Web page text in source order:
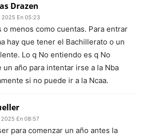
Drazen
En 05:23
o menos como cuentas. Para entrar
hay que tener el Bachillerato o un
Lo q No entiendo es q No
un año para intentar irse a la Nba
si no puede ir a la Ncaa.
En 08:57
para comenzar un año antes la